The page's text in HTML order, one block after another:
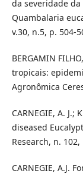
da severidade
Quambalaria
v.30, n.5, p. 504-
BERGAMIN
tropicais:
Agronômica
CARNEGIE, A. J.;
diseased
Research, n.
CARNEGIE, A.J.